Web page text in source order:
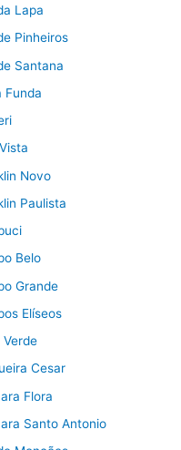
Lapa
Pinheiros
Santana
Funda
Novo
Paulista
Belo
Grande
Elíseos
Cesar
Flora
Santo Antonio